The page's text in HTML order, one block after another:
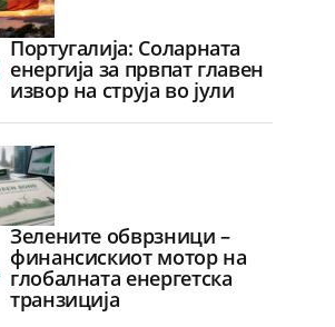
Португалија: Соларната
енергија за првпат главен
извор на струја во јули
Зелените обврзници –
финансискиот мотор на
глобалната енергетска
транзиција